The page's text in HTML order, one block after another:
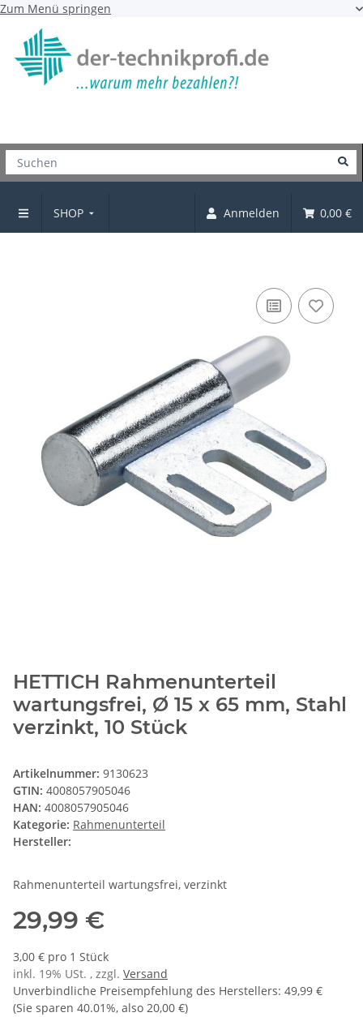
Zum Menü springen
SHOP Anmelden 0,00 €
Rahmenunterteil
HETTICH Rahmenunterteil
wartungsfrei, Ø 15 x 65 mm, Stahl
verzinkt, 10 Stück
Artikelnummer: 9130623
GTIN: 4008057905046
HAN: 4008057905046
Kategorie: Rahmenunterteil
Hersteller:
Rahmenunterteil wartungsfrei, verzinkt
29,99 €
3,00 € pro 1 Stück
inkl. 19% USt. , zzgl. Versand
Unverbindliche Preisempfehlung des Herstellers: 49,99 €
(Sie sparen 40.01%, also 20,00 €)